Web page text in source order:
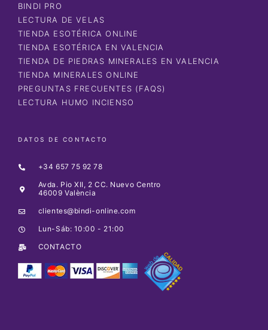
BINDI PRO
LECTURA DE VELAS
TIENDA ESOTÉRICA ONLINE
TIENDA ESOTÉRICA EN VALENCIA
TIENDA DE PIEDRAS MINERALES EN VALENCIA
TIENDA MINERALES ONLINE
PREGUNTAS FRECUENTES (FAQS)
LECTURA HUMO INCIENSO
DATOS DE CONTACTO
+34 657 75 92 78
Avda. Pio XII, 2 CC. Nuevo Centro
46009 València
clientes@bindi-online.com
Lun-Sáb: 10:00 - 21:00
CONTACTO